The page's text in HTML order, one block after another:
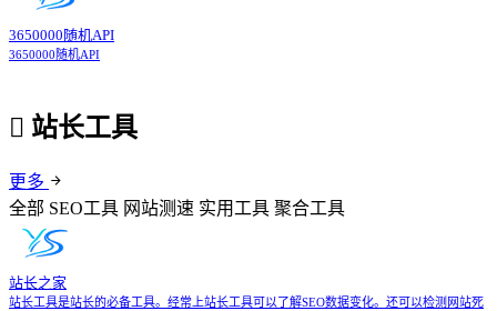
3650000随机API
3650000随机API
站长工具
更多
全部 SEO工具 网站测速 实用工具 聚合工具
站长之家
站长工具是站长的必备工具。经常上站长工具可以了解SEO数据变化。还可以检测网站死